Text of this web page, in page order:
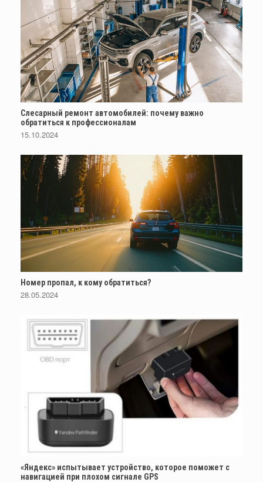
Слесарный ремонт автомобилей: почему важно
обратиться к профессионалам
15.10.2024
Номер пропал, к кому обратиться?
28.05.2024
«Яндекс» испытывает устройство, которое поможет с
навигацией при плохом сигнале GPS